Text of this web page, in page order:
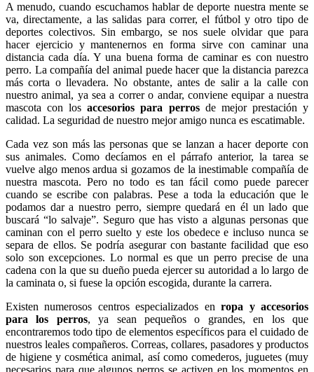
A menudo, cuando escuchamos hablar de deporte nuestra mente se
va, directamente, a las salidas para correr, el fútbol y otro tipo de
deportes colectivos. Sin embargo, se nos suele olvidar que para
hacer ejercicio y mantenernos en forma sirve con caminar una
distancia cada día. Y una buena forma de caminar es con nuestro
perro. La compañía del animal puede hacer que la distancia parezca
más corta o llevadera. No obstante, antes de salir a la calle con
nuestro animal, ya sea a correr o andar, conviene equipar a nuestra
mascota con losaccesorios para perrosde mejor prestación y
calidad. La seguridad de nuestro mejor amigo nunca es escatimable.
Cada vez son más las personas que se lanzan a hacer deporte con
sus animales. Como decíamos en el párrafo anterior, la tarea se
vuelve algo menos ardua si gozamos de la inestimable compañía de
nuestra mascota. Pero no todo es tan fácil como puede parecer
cuando se escribe con palabras. Pese a toda la educación que le
podamos dar a nuestro perro, siempre quedará en él un lado que
buscará “lo salvaje”. Seguro que has visto a algunas personas que
caminan con el perro suelto y este los obedece e incluso nunca se
separa de ellos. Se podría asegurar con bastante facilidad que eso
solo son excepciones. Lo normal es que un perro precise de una
cadena con la que su dueño pueda ejercer su autoridad a lo largo de
la caminata o, si fuese la opción escogida, durante la carrera.
Existen numerosos centros especializados enropa y accesorios
para los perros, ya sean pequeños o grandes, en los que
encontraremos todo tipo de elementos específicos para el cuidado de
nuestros leales compañeros. Correas, collares, pasadores y productos
de higiene y cosmética animal, así como comederos, juguetes (muy